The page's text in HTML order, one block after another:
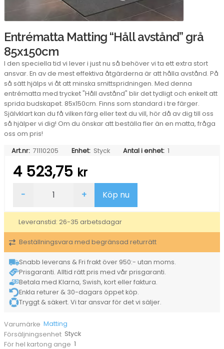
Entrématta Matting “Håll avstånd” grå
85x150cm
I den speciella tid vi lever i just nu så behöver vi ta ett extra stort
ansvar. En av de mest effektiva åtgärderna är att hålla avstånd. På
så sätt hjälps vi åt att minska smittspridningen. Med denna
entrématta med trycket "Håll avstånd" blir det tydligt och enkelt att
sprida budskapet. 85x150cm. Finns som standard i tre färger.
Självklart kan du få vilken färg eller text du vill, hör då av dig till oss
så hjälper vi dig! Om du önskar att beställa fler än en matta, fråga
oss om pris!
Art.nr: 71110205 Enhet: Styck Antal i enhet: 1
4 523,75 kr
Matting
avstånd"
grå
85x150cm
mängd
- + Köp nu
Leveranstid: 26-35 arbetsdagar
Beställningsvara med begränsad returrätt
Snabb leverans & Fri frakt över 950:- utan moms.
Prisgaranti. Alltid rätt pris med vår prisgaranti.
Betala med Klarna, Swish, kort eller faktura.
Enkla returer & 30-dagars öppet köp.
Tryggt & säkert. Vi tar ansvar för det vi säljer.
Varumärke Matting
Försäljningsenhet Styck
För hel kartong ange 1